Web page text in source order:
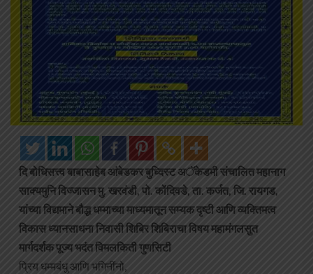
दि बोधिसत्त्व बाबासाहेब आंबेडकर बुध्दिस्ट अॅकेडमी संचालित महानाग
साक्यमुनि विज्जासन मु. खरवंडी, पो. कोंदिवडे, ता. कर्जत, जि. रायगड,
यांच्या विद्यमाने बौद्ध धम्माच्या माध्यमातून सम्यक दृष्टी आणि व्यक्तिमत्व
विकास ध्यानसाधना निवासी शिबिर शिबिराचा विषय महामंगलसुत
मार्गदर्शक पूज्य भदंत विमलकिती गुणसिटी
प्रिय धम्मबंधु आणि भगिनींनो,